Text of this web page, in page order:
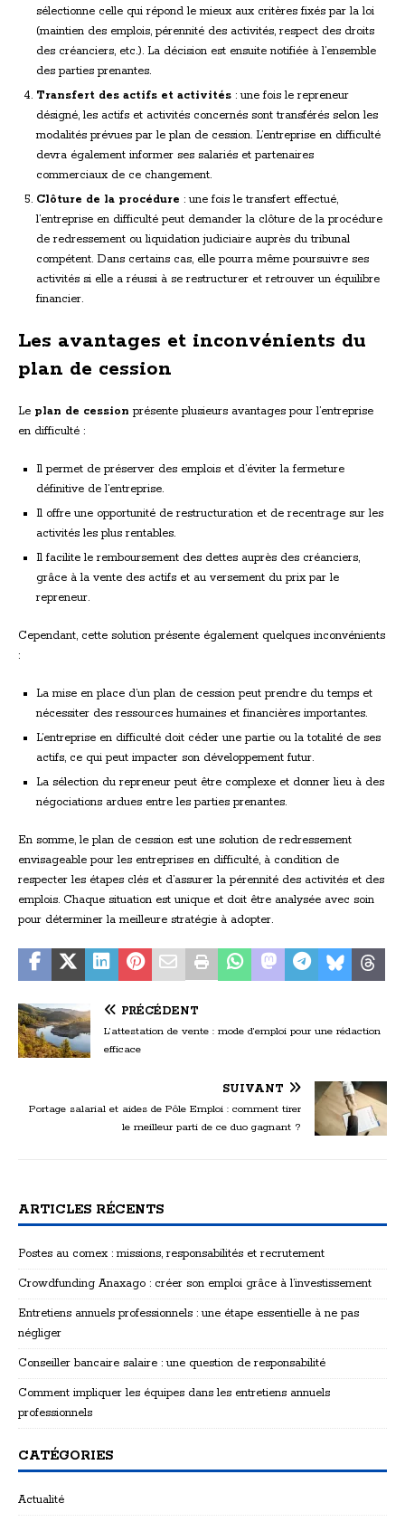
sélectionne celle qui répond le mieux aux critères fixés par la loi
(maintien des emplois, pérennité des activités, respect des droits
des créanciers, etc.). La décision est ensuite notifiée à l’ensemble
des parties prenantes.
Transfert des actifs et activités : une fois le repreneur
désigné, les actifs et activités concernés sont transférés selon les
modalités prévues par le plan de cession. L’entreprise en difficulté
devra également informer ses salariés et partenaires
commerciaux de ce changement.
Clôture de la procédure : une fois le transfert effectué,
l’entreprise en difficulté peut demander la clôture de la procédure
de redressement ou liquidation judiciaire auprès du tribunal
compétent. Dans certains cas, elle pourra même poursuivre ses
activités si elle a réussi à se restructurer et retrouver un équilibre
financier.
Les avantages et inconvénients du
plan de cession
Le plan de cession présente plusieurs avantages pour l’entreprise
en difficulté :
Il permet de préserver des emplois et d’éviter la fermeture
définitive de l’entreprise.
Il offre une opportunité de restructuration et de recentrage sur les
activités les plus rentables.
Il facilite le remboursement des dettes auprès des créanciers,
grâce à la vente des actifs et au versement du prix par le
repreneur.
Cependant, cette solution présente également quelques inconvénients
:
La mise en place d’un plan de cession peut prendre du temps et
nécessiter des ressources humaines et financières importantes.
L’entreprise en difficulté doit céder une partie ou la totalité de ses
actifs, ce qui peut impacter son développement futur.
La sélection du repreneur peut être complexe et donner lieu à des
négociations ardues entre les parties prenantes.
En somme, le plan de cession est une solution de redressement
envisageable pour les entreprises en difficulté, à condition de
respecter les étapes clés et d’assurer la pérennité des activités et des
emplois. Chaque situation est unique et doit être analysée avec soin
pour déterminer la meilleure stratégie à adopter.
PRÉCÉDENT
L’attestation de vente : mode d’emploi pour une rédaction
efficace
SUIVANT
Portage salarial et aides de Pôle Emploi : comment tirer
le meilleur parti de ce duo gagnant ?
ARTICLES RÉCENTS
Postes au comex : missions, responsabilités et recrutement
Crowdfunding Anaxago : créer son emploi grâce à l’investissement
Entretiens annuels professionnels : une étape essentielle à ne pas
négliger
Conseiller bancaire salaire : une question de responsabilité
Comment impliquer les équipes dans les entretiens annuels
professionnels
CATÉGORIES
Actualité